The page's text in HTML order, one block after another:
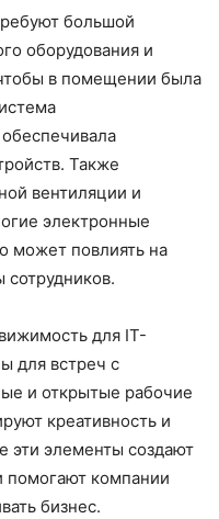
большой
оборудования и
в помещении была
Также
вентиляции и
электронные
может повлиять на
сотрудников.
для IT-
для встреч с
и открытые рабочие
креативность и
эти элементы создают
помогают компании
бизнес.